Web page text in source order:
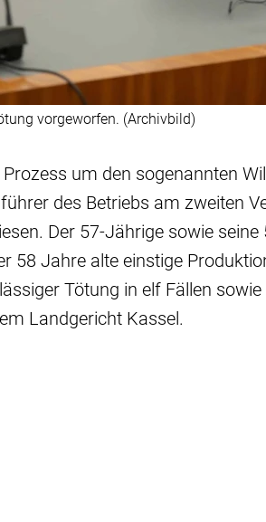
vorgeworfen. (Archivbild)
um den sogenannten
des Betriebs am zweiten
Der 57-Jährige sowie
58 Jahre alte einstige
Tötung in elf Fällen
Landgericht Kassel.